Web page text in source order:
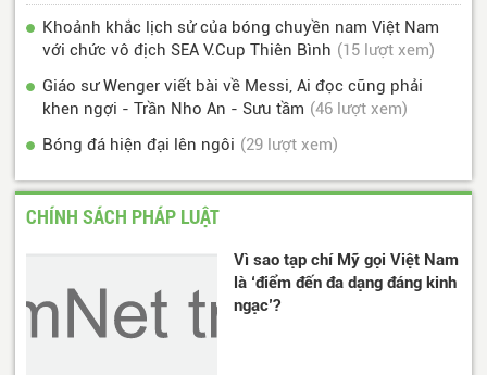
Khoảnh khắc lịch sử của bóng chuyền nam Việt Nam
với chức vô địch SEA V.Cup Thiên Bình (15 lượt xem)
Giáo sư Wenger viết bài về Messi, Ai đọc cũng phải
khen ngợi - Trần Nho An - Sưu tầm (46 lượt xem)
Bóng đá hiện đại lên ngôi (29 lượt xem)
CHÍNH SÁCH PHÁP LUẬT
Vì sao tạp chí Mỹ gọi Việt Nam
là ‘điểm đến đa dạng đáng kinh
ngạc’?